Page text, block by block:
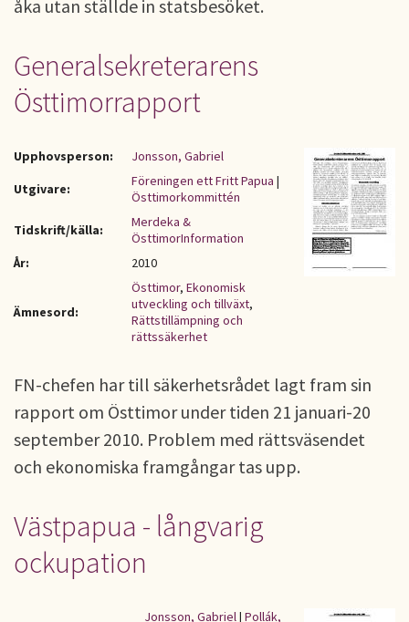
åka utan ställde in statsbesöket.
Generalsekreterarens
Östtimorrapport
Upphovsperson:
Jonsson, Gabriel
Utgivare:
Föreningen ett Fritt Papua |
Östtimorkommittén
Tidskrift/källa:
Merdeka &
ÖsttimorInformation
År:
2010
Ämnesord:
Östtimor, Ekonomisk
utveckling och tillväxt,
Rättstillämpning och
rättssäkerhet
FN-chefen har till säkerhetsrådet lagt fram sin
rapport om Östtimor under tiden 21 januari-20
september 2010. Problem med rättsväsendet
och ekonomiska framgångar tas upp.
Västpapua - långvarig
ockupation
Jonsson, Gabriel| Pollák,